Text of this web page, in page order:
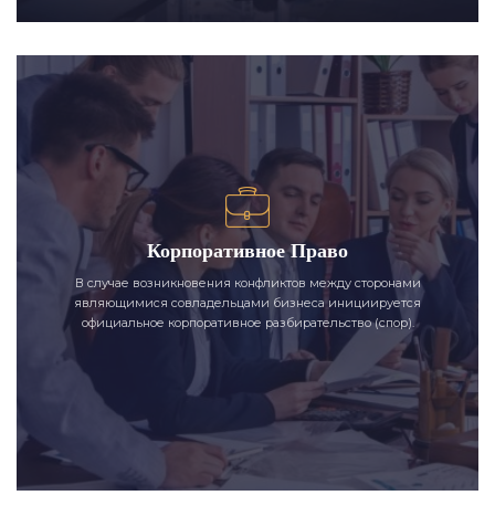
Корпоративное Право
В случае возникновения конфликтов между сторонами
являющимися совладельцами бизнеса инициируется
официальное корпоративное разбирательство (спор).